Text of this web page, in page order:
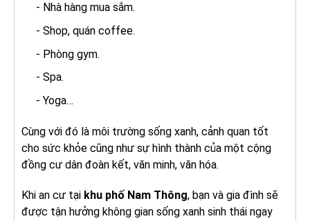
- Nhà hàng mua sắm.
- Shop, quán coffee.
- Phòng gym.
- Spa.
- Yoga…
Cùng với đó là môi trường sống xanh, cảnh quan tốt
cho sức khỏe cũng như sự hình thành của một cộng
đồng cư dân đoàn kết, văn minh, văn hóa.
Khi an cư tại khu phố Nam Thông, bạn và gia đình sẽ
được tận hưởng không gian sống xanh sinh thái ngay